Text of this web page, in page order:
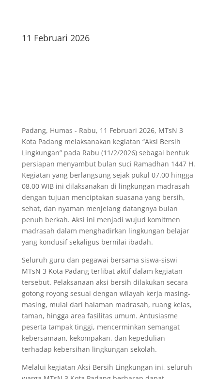
11 Februari 2026
Padang, Humas - Rabu, 11 Februari 2026, MTsN 3
Kota Padang melaksanakan kegiatan “Aksi Bersih
Lingkungan” pada Rabu (11/2/2026) sebagai bentuk
persiapan menyambut bulan suci Ramadhan 1447 H.
Kegiatan yang berlangsung sejak pukul 07.00 hingga
08.00 WIB ini dilaksanakan di lingkungan madrasah
dengan tujuan menciptakan suasana yang bersih,
sehat, dan nyaman menjelang datangnya bulan
penuh berkah. Aksi ini menjadi wujud komitmen
madrasah dalam menghadirkan lingkungan belajar
yang kondusif sekaligus bernilai ibadah.
Seluruh guru dan pegawai bersama siswa-siswi
MTsN 3 Kota Padang terlibat aktif dalam kegiatan
tersebut. Pelaksanaan aksi bersih dilakukan secara
gotong royong sesuai dengan wilayah kerja masing-
masing, mulai dari halaman madrasah, ruang kelas,
taman, hingga area fasilitas umum. Antusiasme
peserta tampak tinggi, mencerminkan semangat
kebersamaan, kekompakan, dan kepedulian
terhadap kebersihan lingkungan sekolah.
Melalui kegiatan Aksi Bersih Lingkungan ini, seluruh